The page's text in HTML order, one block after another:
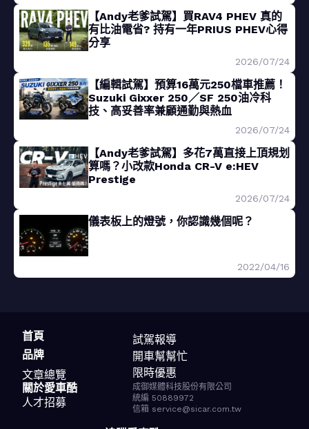
【Andy老爹試駕】買RAV4 PHEV 真的
有比油電省? 持有一年PRIUS PHEV心得
分享
2026/07/24
【編輯試駕】預算16萬元250檔車推薦！
Suzuki Gixxer 250／SF 250油冷科
技、高妥善率兼顧通勤與熱血
2026/07/24
【Andy老爹試駕】多花7萬直接上頂規划
算嗎？小改款Honda CR-V e:HEV
Prestige
2026/07/24
儀表板上的燈號，你認識幾個呢？
2022/04/16
首頁
品牌
文章總覽
試駕報導
開車幫幫忙
限時優惠
關於愛車酷
人才招募
成御媒體科技股份有限公司
統編 50889972
信箱 service@sicar.com.tw